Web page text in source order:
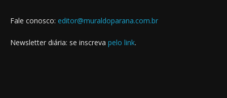
Fale conosco: editor@muraldoparana.com.br
Newsletter diária: se inscreva pelo link.